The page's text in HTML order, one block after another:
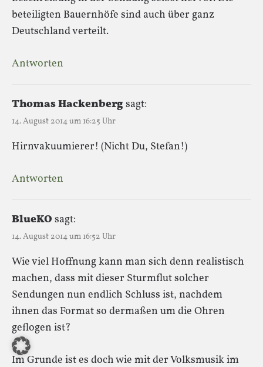
beteiligten Bauernhöfe sind auch über ganz
Deutschland verteilt.
Antworten
Thomas Hackenbergsagt:
14. August 2014 um 16:25 Uhr
Hirnvakuumierer! (Nicht Du, Stefan!)
Antworten
BlueKO sagt:
14. August 2014 um 16:52 Uhr
Wie viel Hoffnung kann man sich denn realistisch
machen, dass mit dieser Sturmflut solcher
Sendungen nun endlich Schluss ist, nachdem
ihnen das Format so dermaßen um die Ohren
geflogen ist?
Im Grunde ist es doch wie mit der Volksmusik im